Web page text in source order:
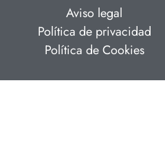
Aviso legal
Política de privacidad
Política de Cookies